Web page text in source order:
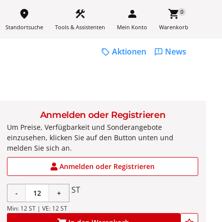
place
Standortsuche
construction
Tools & Assistenten
person
Mein Konto
shopping_cart0
Warenkorb
sell Aktionen feedback News
Anmelden oder Registrieren
Um Preise, Verfügbarkeit und Sonderangebote
einzusehen, klicken Sie auf den Button unten und
melden Sie sich an.
Anmelden oder Registrieren
- + ST
Min: 12 ST | VE: 12 ST